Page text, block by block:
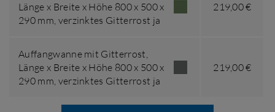
Länge x Breite x Höhe 800 x 500 x
290 mm, verzinktes Gitterrost ja
219,00 €
Auffangwanne mit Gitterrost,
Länge x Breite x Höhe 800 x 500 x
290 mm, verzinktes Gitterrost ja
219,00 €